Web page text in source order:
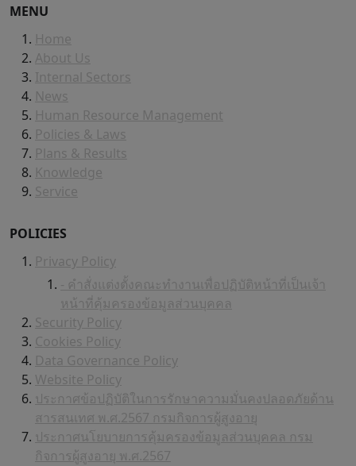
MENU
Home
About Us
Internal Sectors
News
Human Resource Management
Policies & Laws
Plans & Results
Knowledge
Service
POLICIES
Privacy Policy
- คำสั่งแต่งตั้งคณะทำงานเพื่อปฏิบัติหน้าที่เป็นเจ้า
หน้าที่คุ้มครองข้อมูลส่วนบุคคล
Security Policy
Cookies Policy
Data Governance Policy
Website Policy
ประกาศข้อปฏิบัติในการรักษาความมั่นคงปลอดภัยด้าน
สารสนเทศ พ.ศ.2567 กรมกิจการผู้สูงอายุ
ประกาศนโยบายการคุ้มครองข้อมูลส่วนบุคคล กรม
กิจการผู้สูงอายุ พ.ศ.2567